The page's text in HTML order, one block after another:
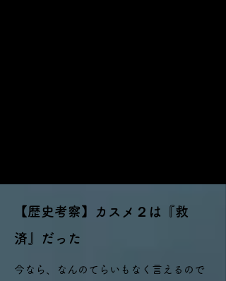
【歴史考察】カスメ２は『救
済』だった
今なら、なんのてらいもなく言えるので